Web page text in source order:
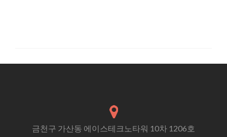
금천구 가산동 에이스테크노타워 10차 1206호